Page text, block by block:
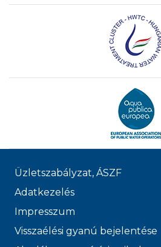
Üzletszabályzat, ÁSZF
Adatkezelés
Impresszum
Visszaélési gyanú bejelentése